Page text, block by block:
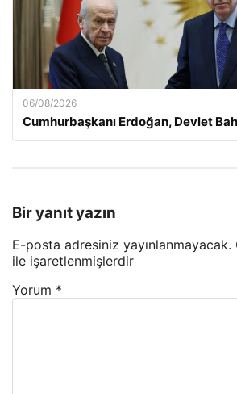
06/08/2026
Cumhurbaşkanı Erdoğan, Devlet
Bir yanıt yazın
E-posta adresiniz yayınlanmayacak.
ile işaretlenmişlerdir
Yorum *